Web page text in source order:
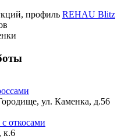
профиль REHAU Blitz
ул. Каменка, д.56
откосами
к.6